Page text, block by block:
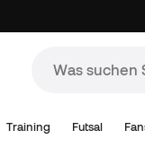
Training Futsal